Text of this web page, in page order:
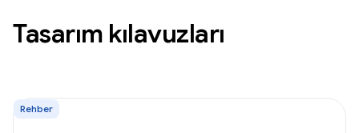
Tasarım kılavuzları
Rehber